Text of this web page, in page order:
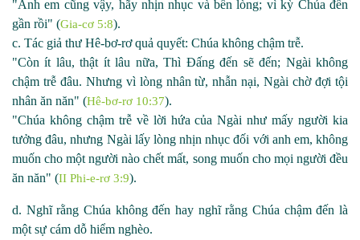
"Anh em cũng vậy, hãy nhịn nhục và bền lòng; vì kỳ Chúa đến
gần rồi" (Gia-cơ 5:8).
c. Tác giả thư Hê-bơ-rơ quả quyết: Chúa không chậm trễ.
"Còn ít lâu, thật ít lâu nữa, Thì Đấng đến sẽ đến; Ngài không
chậm trễ đâu. Nhưng vì lòng nhân từ, nhẫn nại, Ngài chờ đợi tội
nhân ăn năn" (Hê-bơ-rơ 10:37).
"Chúa không chậm trễ về lời hứa của Ngài như mấy người kia
tưởng đâu, nhưng Ngài lấy lòng nhịn nhục đối với anh em, không
muốn cho một người nào chết mất, song muốn cho mọi người đều
ăn năn" (II Phi-e-rơ 3:9).
d. Nghĩ rằng Chúa không đến hay nghĩ rằng Chúa chậm đến là
một sự cám dỗ hiểm nghèo.